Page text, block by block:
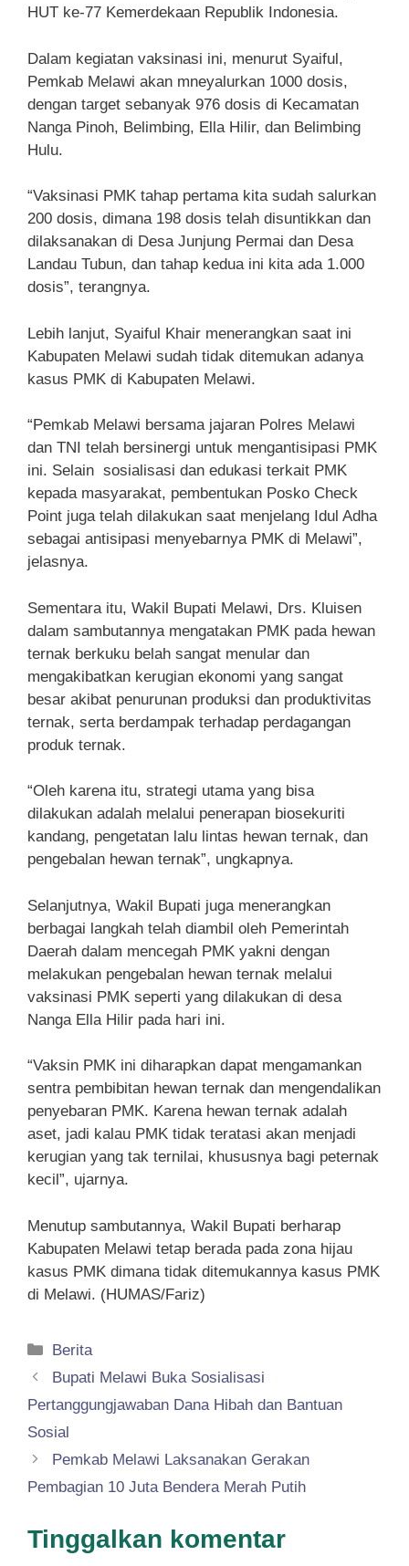
HUT ke-77 Kemerdekaan Republik Indonesia.
Dalam kegiatan vaksinasi ini, menurut Syaiful,
Pemkab Melawi akan mneyalurkan 1000 dosis,
dengan target sebanyak 976 dosis di Kecamatan
Nanga Pinoh, Belimbing, Ella Hilir, dan Belimbing
Hulu.
“Vaksinasi PMK tahap pertama kita sudah salurkan
200 dosis, dimana 198 dosis telah disuntikkan dan
dilaksanakan di Desa Junjung Permai dan Desa
Landau Tubun, dan tahap kedua ini kita ada 1.000
dosis”, terangnya.
Lebih lanjut, Syaiful Khair menerangkan saat ini
Kabupaten Melawi sudah tidak ditemukan adanya
kasus PMK di Kabupaten Melawi.
“Pemkab Melawi bersama jajaran Polres Melawi
dan TNI telah bersinergi untuk mengantisipasi PMK
ini. Selain sosialisasi dan edukasi terkait PMK
kepada masyarakat, pembentukan Posko Check
Point juga telah dilakukan saat menjelang Idul Adha
sebagai antisipasi menyebarnya PMK di Melawi”,
jelasnya.
Sementara itu, Wakil Bupati Melawi, Drs. Kluisen
dalam sambutannya mengatakan PMK pada hewan
ternak berkuku belah sangat menular dan
mengakibatkan kerugian ekonomi yang sangat
besar akibat penurunan produksi dan produktivitas
ternak, serta berdampak terhadap perdagangan
produk ternak.
“Oleh karena itu, strategi utama yang bisa
dilakukan adalah melalui penerapan biosekuriti
kandang, pengetatan lalu lintas hewan ternak, dan
pengebalan hewan ternak”, ungkapnya.
Selanjutnya, Wakil Bupati juga menerangkan
berbagai langkah telah diambil oleh Pemerintah
Daerah dalam mencegah PMK yakni dengan
melakukan pengebalan hewan ternak melalui
vaksinasi PMK seperti yang dilakukan di desa
Nanga Ella Hilir pada hari ini.
“Vaksin PMK ini diharapkan dapat mengamankan
sentra pembibitan hewan ternak dan mengendalikan
penyebaran PMK. Karena hewan ternak adalah
aset, jadi kalau PMK tidak teratasi akan menjadi
kerugian yang tak ternilai, khususnya bagi peternak
kecil”, ujarnya.
Menutup sambutannya, Wakil Bupati berharap
Kabupaten Melawi tetap berada pada zona hijau
kasus PMK dimana tidak ditemukannya kasus PMK
di Melawi. (HUMAS/Fariz)
Kategori
Berita
Bupati Melawi Buka Sosialisasi
Pertanggungjawaban Dana Hibah dan Bantuan
Sosial
Pemkab Melawi Laksanakan Gerakan
Pembagian 10 Juta Bendera Merah Putih
Tinggalkan komentar